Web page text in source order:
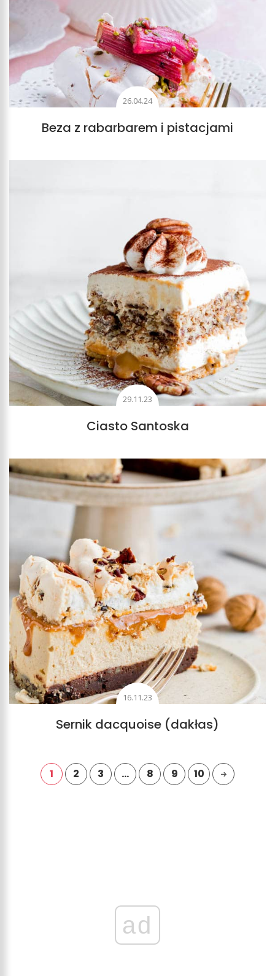
26.04.24
Beza z rabarbarem i pistacjami
29.11.23
Ciasto Santoska
16.11.23
Sernik dacquoise (dakłas)
1 2 3 … 8 9 10
ad